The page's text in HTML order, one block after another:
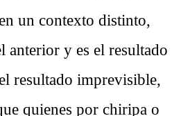
un contexto distinto,
anterior y es el resultado
resultado imprevisible,
quienes por chiripa o